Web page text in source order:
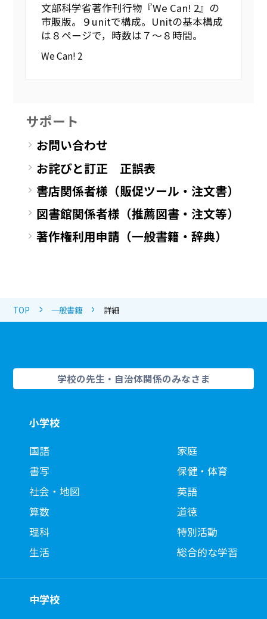
文部科学省著作刊行物『We Can! 2』の
市販版。９unitで構成。Unitの基本構成
は８ページで，時数は７〜８時間。
We Can! 2
サポート
お問い合わせ
お詫びと訂正 正誤表
書店関係者様（販促ツール・注文書）
図書館関係者様（推薦図書・注文等）
著作権利用申請（一般書籍・辞典）
TOP 一般書籍 詳細
学校の先生・自治体関係のみなさま
小学校
国語
書写
社会・地図
算数
理科
生活
家庭
保健・体育
英語
道徳
特別活動
総合的な学習
中学校